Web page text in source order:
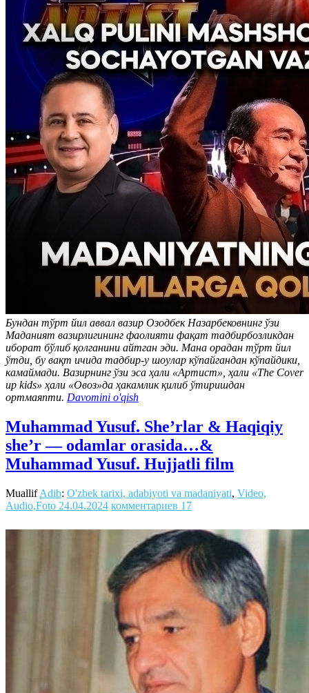
Бундан тўрт йил аввал вазир Озодбек Назарбековнинг ўзи
Маданият вазирлигининг фаолияти фақат тадбирбозликдан
иборат бўлиб қолганини айтган эди. Мана орадан тўрт йил
ўтди, бу вақт ичида тадбир-у шоулар кўпайгандан кўпайдики,
камаймади. Вазирнинг ўзи эса ҳали «Артист», ҳали «The Cover
up kids» ҳали «Овоз»да ҳакамлик қилиб ўтиришдан
ортмаяпти. Davomini o'qish
Muhammad Yusuf. She’rlar & Haqiqiy
she’r — odamlar orasida…&
Muhammad Yusuf. Hujjatli film
MuallifAdib: O'zbek tarixi, adabiyoti va madaniyati, Video,
Audio,Foto 24.04.2024 комментариев 17